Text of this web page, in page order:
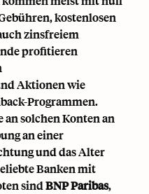
kostenlosen
zinsfreiem
profitieren
Aktionen wie
Programmen.
an solchen Konten an
an einer
und das Alter
Banken mit
sindBNP Paribas,